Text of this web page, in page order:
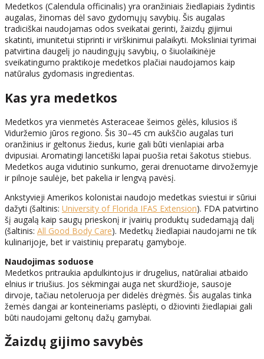
Medetkos (Calendula officinalis) yra oranžiniais žiedlapiais žydintis
augalas, žinomas dėl savo gydomųjų savybių. Šis augalas
tradiciškai naudojamas odos sveikatai gerinti, žaizdų gijimui
skatinti, imunitetui stiprinti ir virškinimui palaikyti. Moksliniai tyrimai
patvirtina daugelį jo naudingųjų savybių, o šiuolaikinėje
sveikatingumo praktikoje medetkos plačiai naudojamos kaip
natūralus gydomasis ingredientas.
Kas yra medetkos
Medetkos yra vienmetės Asteraceae šeimos gėlės, kilusios iš
Viduržemio jūros regiono. Šis 30–45 cm aukščio augalas turi
oranžinius ir geltonus žiedus, kurie gali būti vienlapiai arba
dvipusiai. Aromatingi lancetiški lapai puošia retai šakotus stiebus.
Medetkos auga vidutinio sunkumo, gerai drenuotame dirvožemyje
ir pilnoje saulėje, bet pakelia ir lengvą pavėsį.
Ankstyvieji Amerikos kolonistai naudojo medetkas sviestui ir sūriui
dažyti (šaltinis: University of Florida IFAS Extension). FDA patvirtino
šį augalą kaip saugų prieskonį ir įvairių produktų sudedamąją dalį
(šaltinis: All Good Body Care). Medetkų žiedlapiai naudojami ne tik
kulinarijoje, bet ir vaistinių preparatų gamyboje.
Naudojimas soduose
Medetkos pritraukia apdulkintojus ir drugelius, natūraliai atbaido
elnius ir triušius. Jos sėkmingai auga net skurdžioje, sausoje
dirvoje, tačiau netoleruoja per didelės drėgmės. Šis augalas tinka
žemės dangai ar konteineriams paslėpti, o džiovinti žiedlapiai gali
būti naudojami geltonų dažų gamybai.
Žaizdų gijimo savybės